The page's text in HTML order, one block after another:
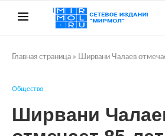
Главная страница » Ширвани Чалаев
Общество
Ширвани